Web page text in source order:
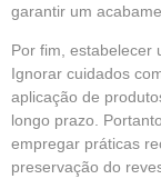
garantir um
Por fim, estabelecer
Ignorar cuidados
aplicação de
longo prazo.
empregar práticas
preservação do